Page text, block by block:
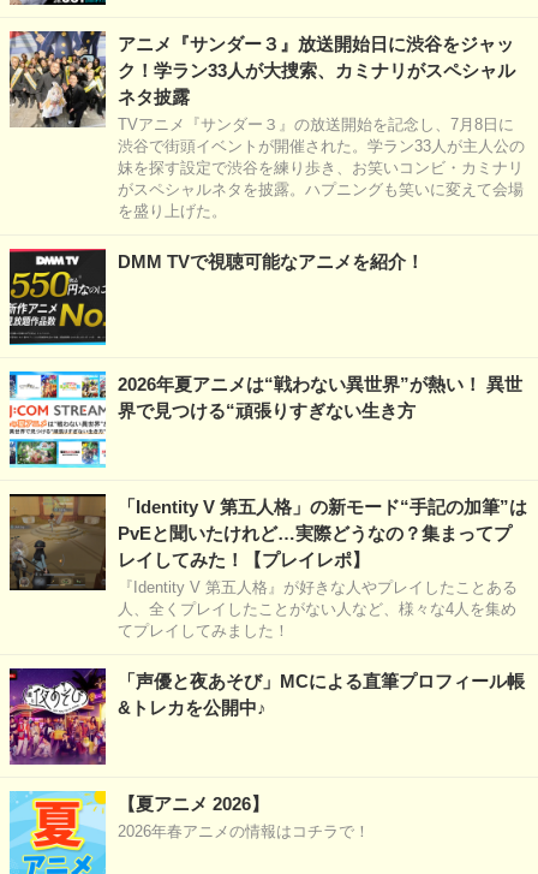
アニメ『サンダー３』放送開始日に渋谷をジャッ
ク！学ラン33人が大捜索、カミナリがスペシャル
ネタ披露
TVアニメ『サンダー３』の放送開始を記念し、7月8日に
渋谷で街頭イベントが開催された。学ラン33人が主人公の
妹を探す設定で渋谷を練り歩き、お笑いコンビ・カミナリ
がスペシャルネタを披露。ハプニングも笑いに変えて会場
を盛り上げた。
DMM TVで視聴可能なアニメを紹介！
2026年夏アニメは“戦わない異世界”が熱い！ 異世
界で見つける“頑張りすぎない生き方
「Identity V 第五人格」の新モード“手記の加筆”は
PvEと聞いたけれど…実際どうなの？集まってプ
レイしてみた！【プレイレポ】
『Identity V 第五人格』が好きな人やプレイしたことある
人、全くプレイしたことがない人など、様々な4人を集め
てプレイしてみました！
「声優と夜あそび」MCによる直筆プロフィール帳
&トレカを公開中♪
【夏アニメ 2026】
2026年春アニメの情報はコチラで！